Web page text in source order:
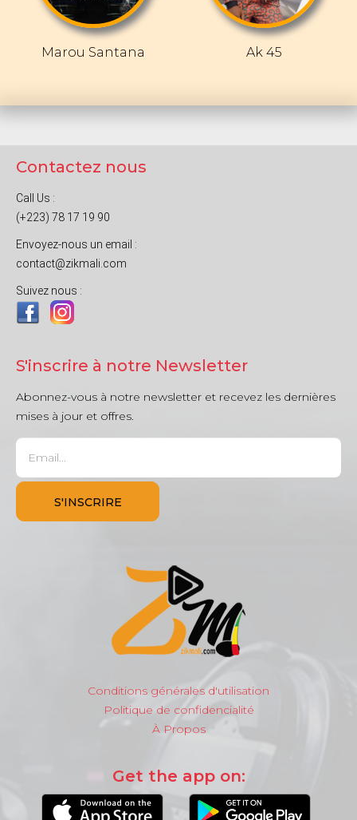
Marou Santana Ak 45
Contactez nous
Call Us :
(+223) 78 17 19 90
Envoyez-nous un email :
contact@zikmali.com
Suivez nous :
S'inscrire à notre Newsletter
Abonnez-vous à notre newsletter et recevez les dernières
mises à jour et offres.
Conditions générales d'utilisation
Politique de confidencialité
À Propos
Get the app on: